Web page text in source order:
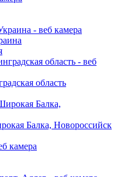
область
Балка, Новороссийск